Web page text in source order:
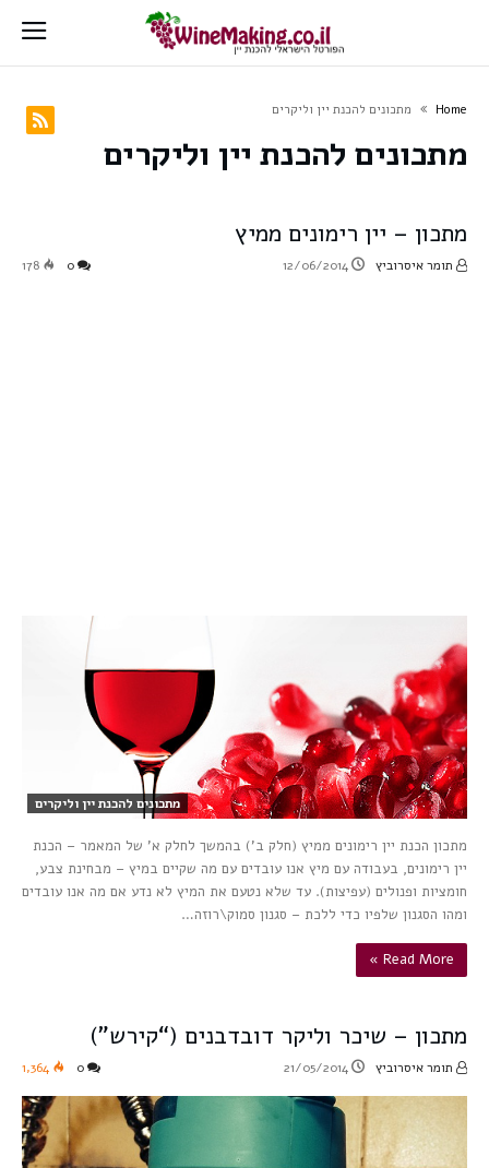
Home מתכונים להכנת יין וליקרים
מתכונים להכנת יין וליקרים
מתכון – יין רימונים ממיץ
תומר איסרוביץ 12/06/2014
178
מתכונים להכנת יין וליקרים
מתכון הכנת יין רימונים ממיץ (חלק ב’) בהמשך לחלק א’ של המאמר – הכנת
יין רימונים, בעבודה עם מיץ אנו עובדים עם מה שקיים במיץ – מבחינת צבע,
חומציות ופנולים (עפיצות). עד שלא נטעם את המיץ לא נדע אם מה אנו עובדים
ומהו הסגנון שלפיו כדי ללכת – סגנון סמוק\רוזה…
Read More »
מתכון – שיכר וליקר דובדבנים (“קירש”)
תומר איסרוביץ 21/05/2014
1,364